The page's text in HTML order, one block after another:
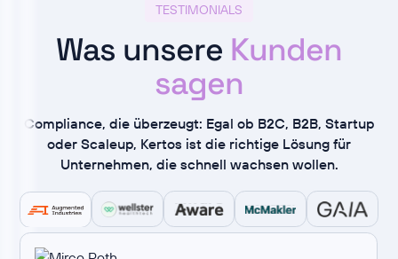
TESTIMONIALS
Was unsere Kunden
sagen
Compliance, die überzeugt: Egal ob B2C, B2B, Startup
oder Scaleup, Kertos ist die richtige Lösung für
Unternehmen, die schnell wachsen wollen.